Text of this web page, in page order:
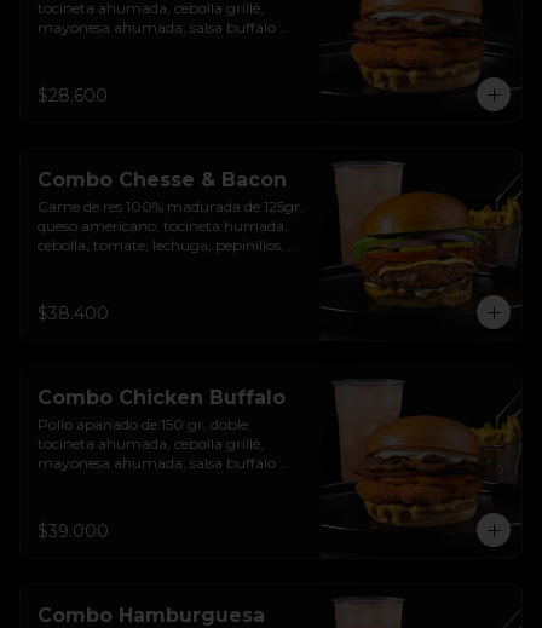
tocineta ahumada, cebolla grillé,
mayonesa ahumada, salsa buffalo
$28.600
Combo Chesse & Bacon
Carne de res 100% madurada de 125gr,
queso americano, tocineta humada,
cebolla, tomate, lechuga, pepinillos,
$38.400
Combo Chicken Buffalo
Pollo apanado de 150 gr, doble
tocineta ahumada, cebolla grillé,
mayonesa ahumada, salsa buffalo
+ bebida de la casa
$39.000
Combo Hamburguesa